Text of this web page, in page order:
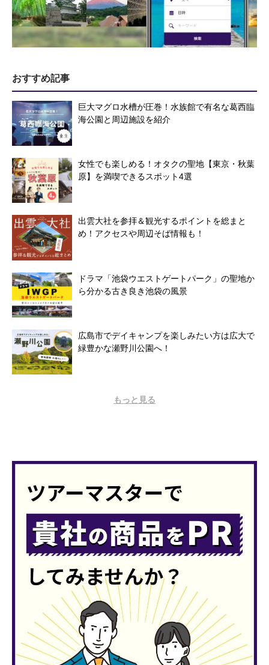
おすすめ記事
巨大マグロ水槽が圧巻！水族館で有名な葛西臨
海公園と周辺施設を紹介
女性でも楽しめる！オタクの聖地【東京・秋葉
原】を満喫できるスポット4選
出雲大社を参拝＆観光するポイントを総まと
め！アクセスや周辺そば情報も！
ドラマ「池袋ウエストゲートパーク」の聖地か
ら分かる古き良き池袋の風景
広島市でデイキャンプを楽しみたい方は広大で
緑豊かな瀬野川公園へ！
もっと見る